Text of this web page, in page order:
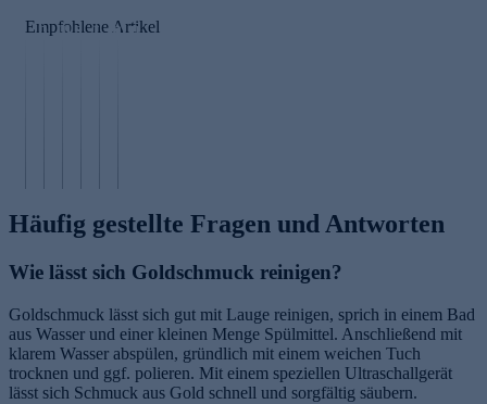
Empfohlene Artikel
b m s
t
m u
Häufig gestellte Fragen und Antworten
Wie lässt sich Goldschmuck reinigen?
Goldschmuck lässt sich gut mit Lauge reinigen, sprich in einem Bad
aus Wasser und einer kleinen Menge Spülmittel. Anschließend mit
klarem Wasser abspülen, gründlich mit einem weichen Tuch
trocknen und ggf. polieren. Mit einem speziellen Ultraschallgerät
lässt sich Schmuck aus Gold schnell und sorgfältig säubern.